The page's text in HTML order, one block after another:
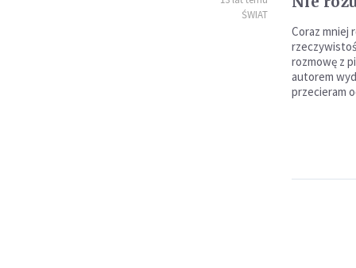
ŚWIAT
Coraz mniej
rozmowę z
autorem
przecieram